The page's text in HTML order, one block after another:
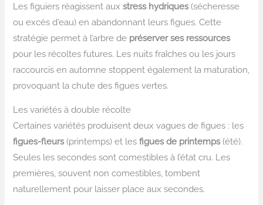
Les figuiers réagissent auxstress hydriques(sécheresse
ou excès d’eau) en abandonnant leurs figues. Cette
stratégie permet à l’arbre de préserver ses ressources
pour les récoltes futures. Les nuits fraîches ou les jours
raccourcis en automne stoppent également la maturation,
provoquant la chute des figues vertes.
Les variétés à double récolte
Certaines variétés produisent deux vagues de figues : les
figues-fleurs(printemps) et lesfigues de printemps(été).
Seules les secondes sont comestibles à l’état cru. Les
premières, souvent non comestibles, tombent
naturellement pour laisser place aux secondes.